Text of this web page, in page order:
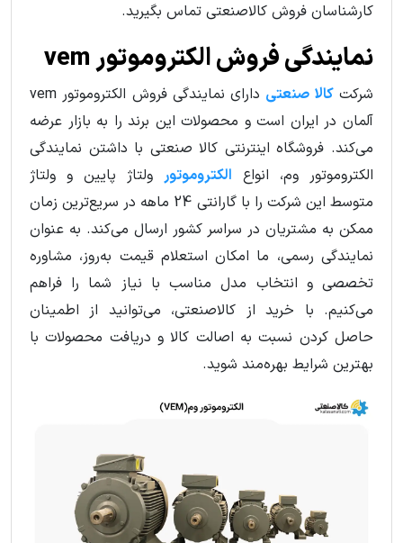
کارشناسان فروش کالاصنعتی تماس بگیرید.
نمایندگی فروش الکتروموتور vem
شرکتکالا صنعتی
دارای نمایندگی فروش الکتروموتور vem
آلمان در ایران است و محصولات این برند را به بازار عرضه
می‌کند. فروشگاه اینترنتی کالا صنعتی با داشتن نمایندگی
الکتروموتور وم، انواع الکتروموتور ولتاژ پایین و ولتاژ
متوسط این شرکت را با گارانتی 24 ماهه در سریع‌ترین زمان
ممکن به مشتریان در سراسر کشور ارسال می‌کند. به عنوان
نمایندگی رسمی، ما امکان استعلام قیمت به‌روز، مشاوره
تخصصی و انتخاب مدل مناسب با نیاز شما را فراهم
می‌کنیم. با خرید از کالاصنعتی، می‌توانید از اطمینان
حاصل کردن نسبت به اصالت کالا و دریافت محصولات با
بهترین شرایط بهره‌مند شوید.